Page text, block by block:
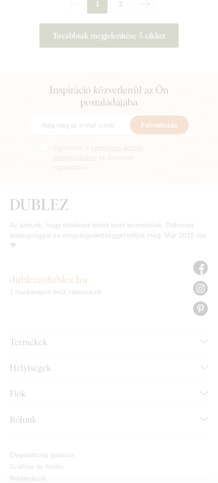
Továbbiak megjelenítése 5 cikket
1 2
Inspiráció közvetlenül az Ön
postaládájába
Feliratkozás
Az álmunk, hogy tökéletes belső teret teremtsünk. Otthonait
boldogsággal és megelégedettséggel töltjük meg. Már 2018 óta
🧡
Termékek
Helyiségek
Fiók
Rólunk
dublez@dublez.hu
1 munkanapon belül válaszolunk
Elégedettségi garancia
Szállítás és fizetés
Reklamációk